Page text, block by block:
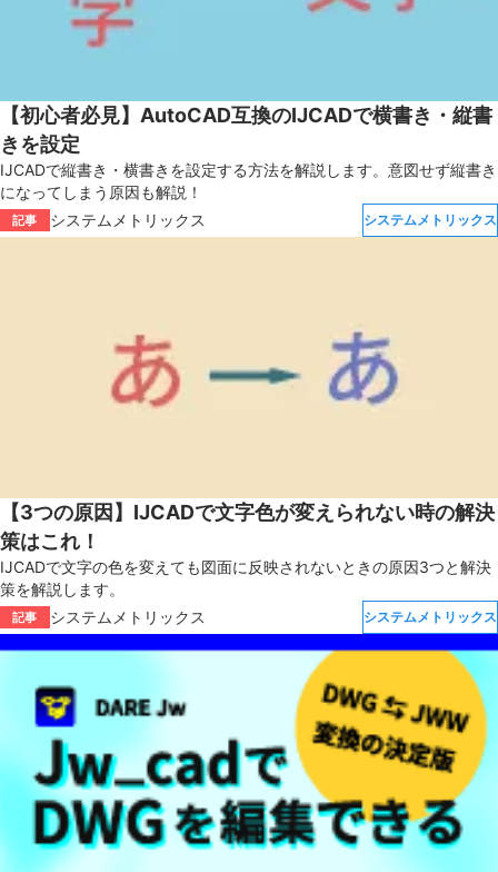
【初心者必見】AutoCAD互換のIJCADで横書き・縦書
きを設定
IJCADで縦書き・横書きを設定する方法を解説します。意図せず縦書き
になってしまう原因も解説！
記事 システムメトリックス システムメトリックス
【3つの原因】IJCADで文字色が変えられない時の解決
策はこれ！
IJCADで文字の色を変えても図面に反映されないときの原因3つと解決
策を解説します。
記事 システムメトリックス システムメトリックス